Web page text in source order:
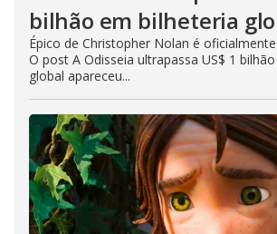
bilhão em bilheteria
Épico de Christopher Nolan é
O post A Odisseia ultrapassa US$ 1
global apareceu...